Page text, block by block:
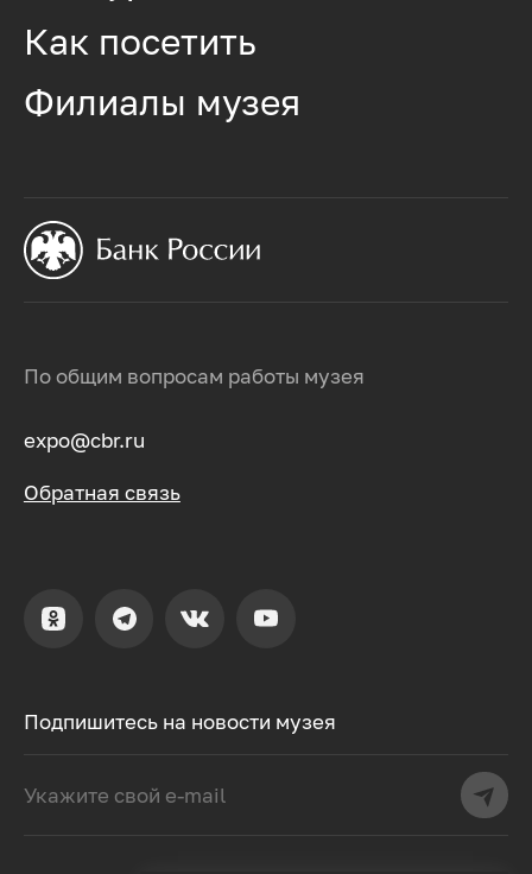
Подпишитесь на новости музея
По общим вопросам работы музея
expo@cbr.ru
Обратная связь
Как посетить
Филиалы музея